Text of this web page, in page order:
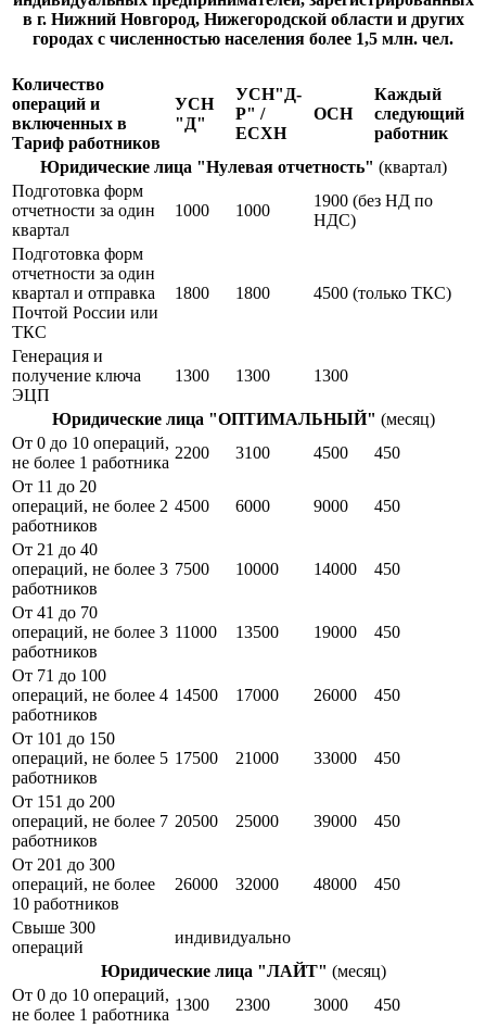
в г. Нижний Новгород, Нижегородской области и других
городах с численностью населения более 1,5 млн. чел.
Количество
операций и
включенных в
Тариф работников
УСН
"Д"
УСН"Д-
Р" /
ЕСХН
ОСН
Каждый
следующий
работник
Юридические лица "Нулевая отчетность" (квартал)
Подготовка форм
отчетности за один
квартал
1000 1000
1900 (без НД по
НДС)
Подготовка форм
отчетности за один
квартал и отправка
Почтой России или
ТКС
1800 1800 4500 (только ТКС)
Генерация и
получение ключа
ЭЦП
1300 1300 1300
Юридические лица "ОПТИМАЛЬНЫЙ" (месяц)
От 0 до 10 операций,
не более 1 работника
2200 3100 4500
450
От 11 до 20
операций, не более 2
работников
4500 6000 9000 450
От 21 до 40
операций, не более 3
работников
7500 10000 14000 450
От 41 до 70
операций, не более 3
работников
11000 13500 19000 450
От 71 до 100
операций, не более 4
работников
14500 17000 26000 450
От 101 до 150
операций, не более 5
работников
17500 21000 33000 450
От 151 до 200
операций, не более 7
работников
20500 25000 39000 450
От 201 до 300
операций, не более
10 работников
26000 32000 48000 450
Свыше 300
операций
индивидуально
Юридические лица "ЛАЙТ" (месяц)
От 0 до 10 операций,
не более 1 работника
1300 2300 3000
450